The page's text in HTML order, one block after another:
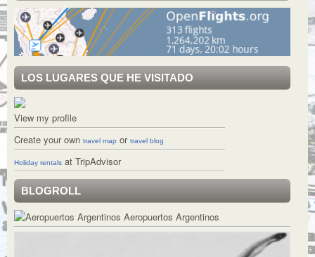
LOS LUGARES QUE HE VISITADO
View my profile
Create your own travel map or travel blog
Holiday rentals at TripAdvisor
BLOGROLL
Aeropuertos Argentinos